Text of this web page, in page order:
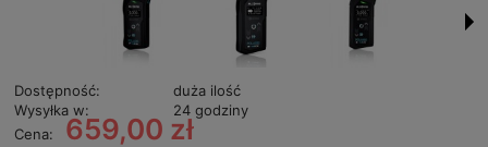
Dostępność:
duża ilość
Wysyłka w:
24 godziny
Cena:
659,00 zł